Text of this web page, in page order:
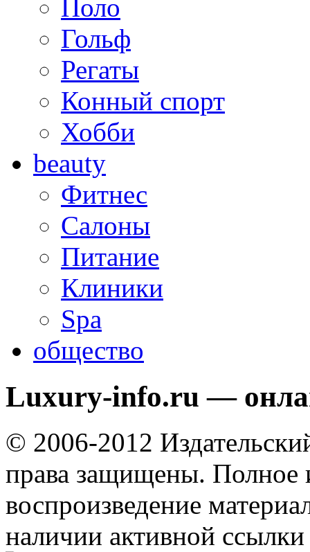
Поло
Гольф
Регаты
Конный спорт
Хобби
beauty
Фитнес
Салоны
Питание
Клиники
Spa
общество
Luxury-info.ru —
© 2006-2012
права защищены. Полное
воспроизведение
наличии активной ссылки